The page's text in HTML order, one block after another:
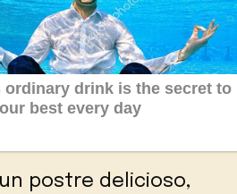
postre delicioso,